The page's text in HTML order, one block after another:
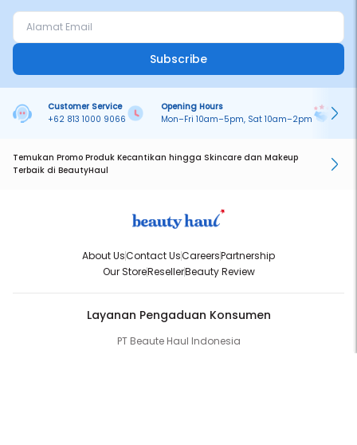
Subscribe
Customer Service
+62 813 1000 9066
Opening Hours
Mon–Fri 10am–5pm, Sat 10am–2pm
Temukan Promo Produk Kecantikan hingga Skincare dan Makeup
Terbaik di BeautyHaul
About UsContact UsCareersPartnership
Our StoreResellerBeauty Review
Layanan Pengaduan Konsumen
PT Beaute Haul Indonesia